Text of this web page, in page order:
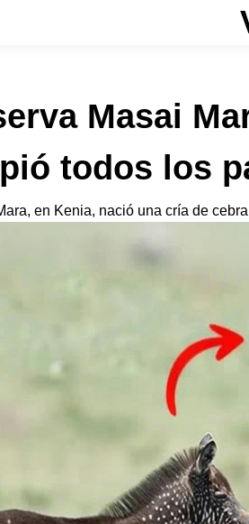
Masai
todos los
en Kenia, nació una cría de